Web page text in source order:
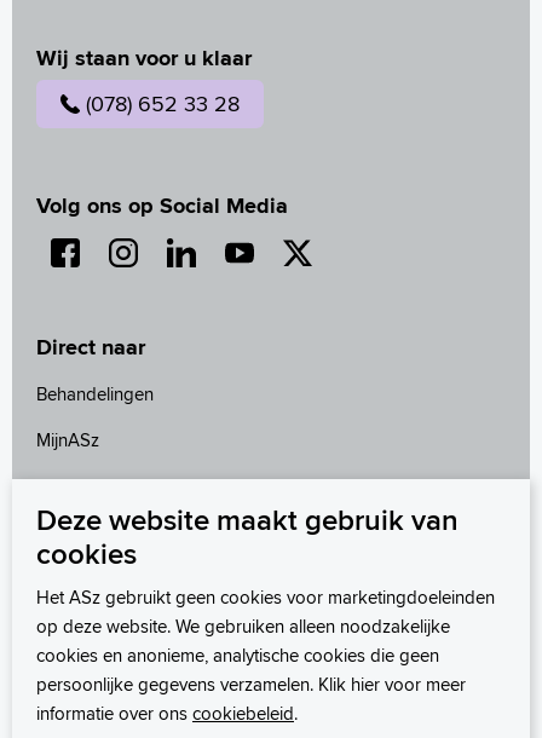
Wij staan voor u klaar
(078) 652 33 28
Volg ons op Social Media
Direct naar
Behandelingen
MijnASz
Onderzoeken
Wetenschappelijk onderzoek
Deze website maakt gebruik van
cookies
Het ASz gebruikt geen cookies voor marketingdoeleinden
op deze website. We gebruiken alleen noodzakelijke
cookies en anonieme, analytische cookies die geen
persoonlijke gegevens verzamelen. Klik hier voor meer
informatie over onscookiebeleid.